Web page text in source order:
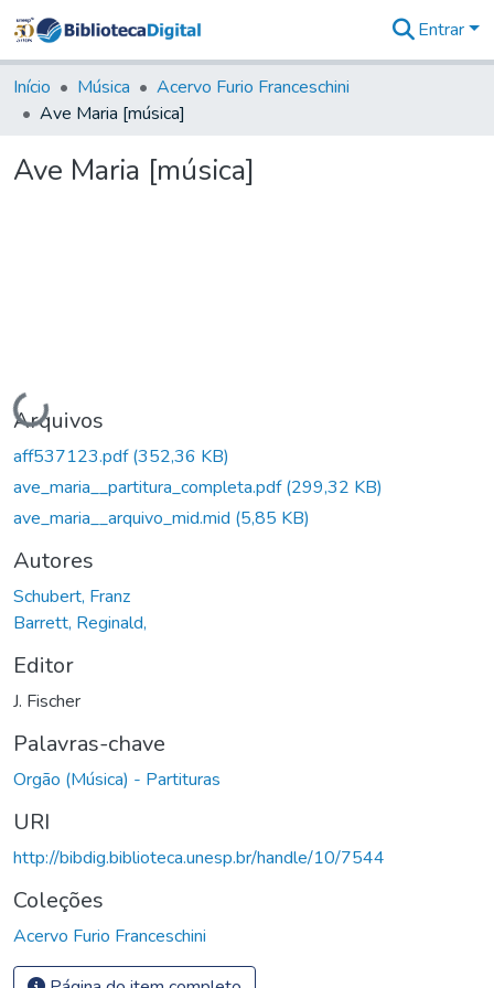
&
Coleções
Digital
Entrar
Início Música
Acervo Furio Franceschini
Ave Maria [música]
Ave Maria [música]
Carregando...
Arquivos
aff537123.pdf(352,36 KB)
ave_maria__partitura_completa.pdf(299,32 KB)
ave_maria__arquivo_mid.mid (5,85 KB)
Autores
Schubert, Franz
Barrett, Reginald,
Editor
J. Fischer
Palavras-chave
Orgão (Música) - Partituras
URI
http://bibdig.biblioteca.unesp.br/handle/10/7544
Coleções
Acervo Furio Franceschini